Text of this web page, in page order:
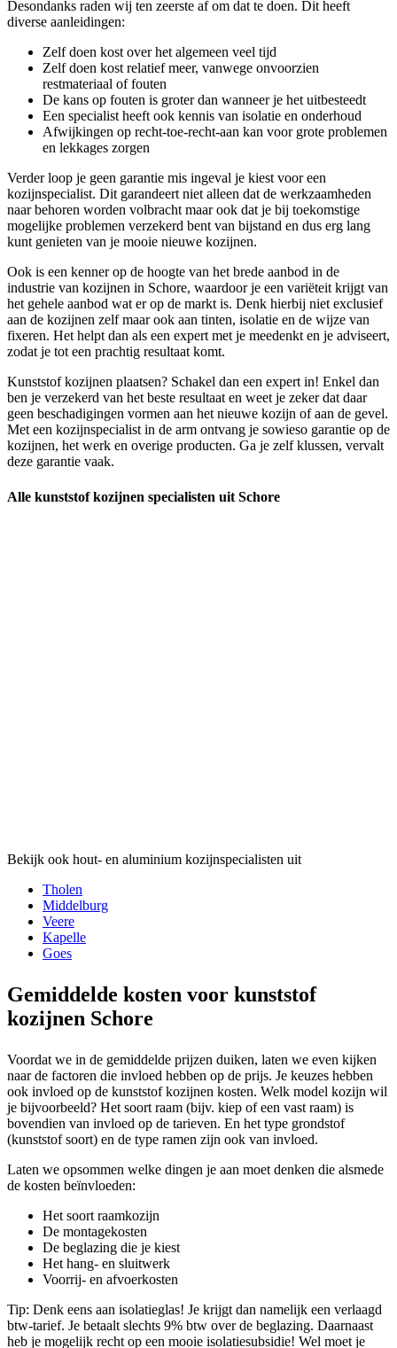
Desondanks raden wij ten zeerste af om dat te doen. Dit heeft
diverse aanleidingen:
Zelf doen kost over het algemeen veel tijd
Zelf doen kost relatief meer, vanwege onvoorzien
restmateriaal of fouten
De kans op fouten is groter dan wanneer je het uitbesteedt
Een specialist heeft ook kennis van isolatie en onderhoud
Afwijkingen op recht-toe-recht-aan kan voor grote problemen
en lekkages zorgen
Verder loop je geen garantie mis ingeval je kiest voor een
kozijnspecialist. Dit garandeert niet alleen dat de werkzaamheden
naar behoren worden volbracht maar ook dat je bij toekomstige
mogelijke problemen verzekerd bent van bijstand en dus erg lang
kunt genieten van je mooie nieuwe kozijnen.
Ook is een kenner op de hoogte van het brede aanbod in de
industrie van kozijnen in Schore, waardoor je een variëteit krijgt van
het gehele aanbod wat er op de markt is. Denk hierbij niet exclusief
aan de kozijnen zelf maar ook aan tinten, isolatie en de wijze van
fixeren. Het helpt dan als een expert met je meedenkt en je adviseert,
zodat je tot een prachtig resultaat komt.
Kunststof kozijnen plaatsen? Schakel dan een expert in! Enkel dan
ben je verzekerd van het beste resultaat en weet je zeker dat daar
geen beschadigingen vormen aan het nieuwe kozijn of aan de gevel.
Met een kozijnspecialist in de arm ontvang je sowieso garantie op de
kozijnen, het werk en overige producten. Ga je zelf klussen, vervalt
deze garantie vaak.
Alle kunststof kozijnen specialisten uit Schore
Bekijk ook hout- en aluminium kozijnspecialisten uit
Tholen
Middelburg
Veere
Kapelle
Goes
Gemiddelde kosten voor kunststof
kozijnen Schore
Voordat we in de gemiddelde prijzen duiken, laten we even kijken
naar de factoren die invloed hebben op de prijs. Je keuzes hebben
ook invloed op de kunststof kozijnen kosten. Welk model kozijn wil
je bijvoorbeeld? Het soort raam (bijv. kiep of een vast raam) is
bovendien van invloed op de tarieven. En het type grondstof
(kunststof soort) en de type ramen zijn ook van invloed.
Laten we opsommen welke dingen je aan moet denken die alsmede
de kosten beïnvloeden:
Het soort raamkozijn
De montagekosten
De beglazing die je kiest
Het hang- en sluitwerk
Voorrij- en afvoerkosten
Tip: Denk eens aan isolatieglas! Je krijgt dan namelijk een verlaagd
btw-tarief. Je betaalt slechts 9% btw over de beglazing. Daarnaast
heb je mogelijk recht op een mooie isolatiesubsidie! Wel moet je